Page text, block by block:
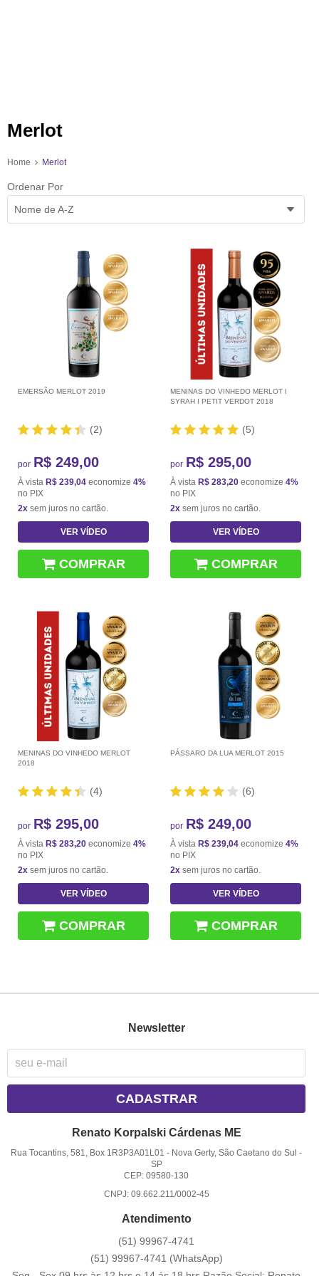
Merlot
Home Merlot
Ordenar Por
Nome de A-Z
EMERSÃO MERLOT 2019
(2)
por R$ 249,00
À vista R$ 239,04 economize 4%
no PIX
2x sem juros no cartão.
VER VÍDEO
COMPRAR
MENINAS DO VINHEDO MERLOT I
SYRAH I PETIT VERDOT 2018
(5)
por R$ 295,00
À vista R$ 283,20 economize 4%
no PIX
2x sem juros no cartão.
VER VÍDEO
COMPRAR
MENINAS DO VINHEDO MERLOT
2018
(4)
por R$ 295,00
À vista R$ 283,20 economize 4%
no PIX
2x sem juros no cartão.
VER VÍDEO
COMPRAR
PÁSSARO DA LUA MERLOT 2015
(6)
por R$ 249,00
À vista R$ 239,04 economize 4%
no PIX
2x sem juros no cartão.
VER VÍDEO
COMPRAR
Newsletter
CADASTRAR
Renato Korpalski Cárdenas ME
Rua Tocantins, 581, Box 1R3P3A01L01 - Nova Gerty, São Caetano do Sul -
SP
CEP: 09580-130
CNPJ: 09.662.211/0002-45
Atendimento
(51) 99967-4741
(51) 99967-4741 (WhatsApp)